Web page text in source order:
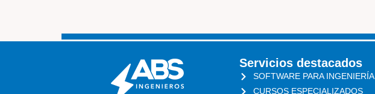
Servicios destacados
SOFTWARE PARA INGENIERÍA
CURSOS ESPECIALIZADOS